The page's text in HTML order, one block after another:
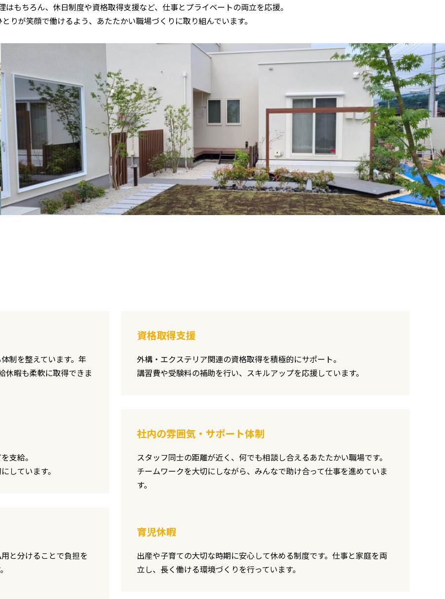
はもちろん、休日制度や資格取得支援など、仕事とプライベートの両立を応援。
りが笑顔で働けるよう、あたたかい職場づくりに取り組んでいます。
制を整えています。年
休暇も柔軟に取得できま
資格取得支援
外構・エクステリア関連の資格取得を積極的にサポート。
講習費や受験料の補助を行い、スキルアップを応援しています。
支給。
しています。
社内の雰囲気・サポート体制
スタッフ同士の距離が近く、何でも相談し合えるあたたかい職場です。
チームワークを大切にしながら、みんなで助け合って仕事を進めていま
す。
と分けることで負担を
育児休暇
出産や子育ての大切な時期に安心して休める制度です。仕事と家庭を両
立し、長く働ける環境づくりを行っています。